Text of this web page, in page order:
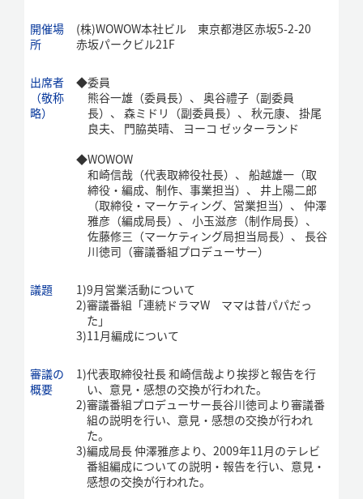
開催場
所
(株)WOWOW本社ビル 東京都港区赤坂5-2-20
赤坂パークビル21F
出席者
（敬称
略）
◆委員
熊谷一雄（委員長）、 奥谷禮子（副委員
長）、 森ミドリ（副委員長）、 秋元康、 掛尾
良夫、 門脇英晴、 ヨーコ ゼッターランド
◆WOWOW
和崎信哉（代表取締役社長）、 船越雄一（取
締役・編成、制作、事業担当）、 井上陽二郎
（取締役・マーケティング、営業担当）、 仲澤
雅彦（編成局長）、 小玉滋彦（制作局長）、
佐藤修三（マーケティング局担当局長）、 長谷
川徳司（審議番組プロデューサー）
議題 1)9月営業活動について
2)審議番組「連続ドラマW ママは昔パパだっ
た」
3)11月編成について
審議の
概要
1)代表取締役社長 和崎信哉より挨拶と報告を行
い、意見・感想の交換が行われた。
2)審議番組プロデューサー長谷川徳司より審議番
組の説明を行い、意見・感想の交換が行われ
た。
3)編成局長 仲澤雅彦より、2009年11月のテレビ
番組編成についての説明・報告を行い、意見・
感想の交換が行われた。